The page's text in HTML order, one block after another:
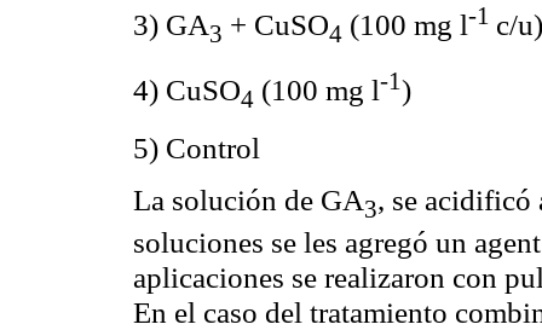
3) GA3 + CuSO4 (100 mg l-1 c/u)
4) CuSO4 (100 mg l-1)
5) Control
La solución de GA3, se acidificó
soluciones se les agregó un
aplicaciones se realizaron con
En el caso del tratamiento